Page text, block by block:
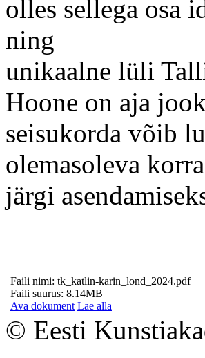
olles sellega osa
ning
unikaalne lüli
Hoone on aja
seisukorda võib
olemasoleva
järgi
Faili nimi: tk_katlin-karin_lond_2024.pdf
Faili suurus: 8.14MB
Ava dokument Lae alla
© Eesti